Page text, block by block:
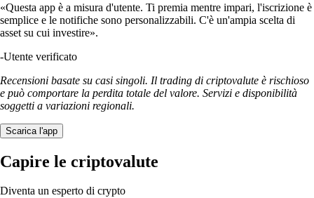
«Questa app è a misura d'utente. Ti premia mentre impari, l'iscrizione è
semplice e le notifiche sono personalizzabili. C'è un'ampia scelta di
asset su cui investire».
-Utente verificato
Recensioni basate su casi singoli. Il trading di criptovalute è rischioso
e può comportare la perdita totale del valore. Servizi e disponibilità
soggetti a variazioni regionali.
Scarica l'app
Capire le criptovalute
Diventa un esperto di crypto